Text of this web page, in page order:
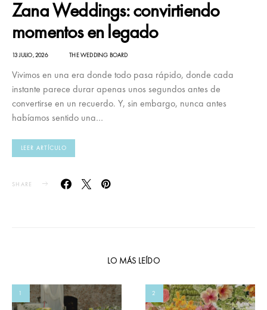
Zana Weddings: convirtiendo
momentos en legado
13 JULIO, 2026 THE WEDDING BOARD
Vivimos en una era donde todo pasa rápido, donde cada
instante parece durar apenas unos segundos antes de
convertirse en un recuerdo. Y, sin embargo, nunca antes
habíamos sentido una…
LEER ARTÍCULO
SHARE
LO MÁS LEÍDO
1 2